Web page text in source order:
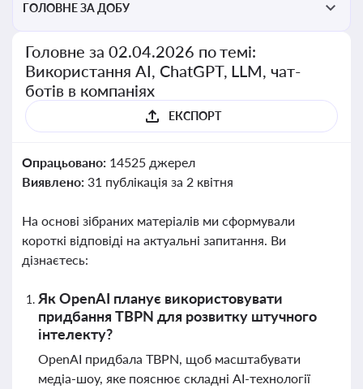
ГОЛОВНЕ ЗА ДОБУ
Головне за 02.04.2026 по темі:
Використання AI, ChatGPT, LLM, чат-
ботів в компаніях
ЕКСПОРТ
Опрацьовано: 14525 джерел
Виявлено: 31 публікація за 2 квітня
На основі зібраних матеріалів ми сформували
короткі відповіді на актуальні запитання. Ви
дізнаєтесь:
Як OpenAI планує використовувати
придбання TBPN для розвитку штучного
інтелекту?
OpenAI придбала TBPN, щоб масштабувати
медіа-шоу, яке пояснює складні AI-технології